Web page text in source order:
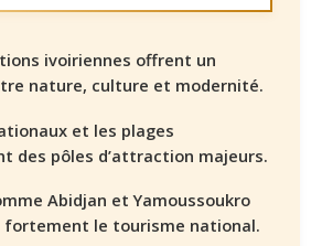
ivoiriennes offrent un
nature, culture et modernité.
et les plages
des pôles d’attraction majeurs.
Abidjan et Yamoussoukro
le tourisme national.